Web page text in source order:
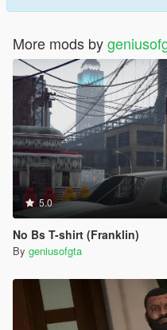
More mods by
5.0
No Bs T-shirt (Franklin)
By geniusofgta